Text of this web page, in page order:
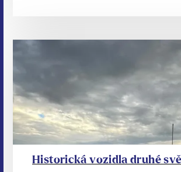
Historická vozidla druhé